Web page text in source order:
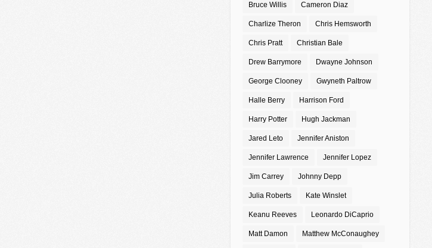
Bruce Willis Cameron Diaz
Charlize Theron Chris Hemsworth
Chris Pratt Christian Bale
Drew Barrymore Dwayne Johnson
George Clooney Gwyneth Paltrow
Halle Berry Harrison Ford
Harry Potter Hugh Jackman
Jared Leto Jennifer Aniston
Jennifer Lawrence Jennifer Lopez
Jim Carrey Johnny Depp
Julia Roberts Kate Winslet
Keanu Reeves Leonardo DiCaprio
Matt Damon Matthew McConaughey